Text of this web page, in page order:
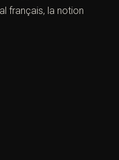
français, la notion